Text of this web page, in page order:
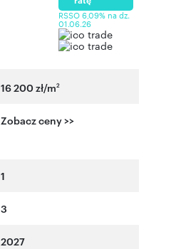
RSSO 6,09% na dz.
01.06.26
16 200 zł/m2
Zobacz ceny >>
1
3
2027